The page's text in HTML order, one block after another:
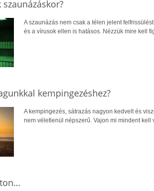
A szaunázás nem csak a télen jelent
és a vírusok ellen is hatásos. Nézzük mire kell
kempingezéshez?
A kempingezés, sátrazás nagyon kedvelt és
nem véletlenül népszerű. Vajon mi mindent